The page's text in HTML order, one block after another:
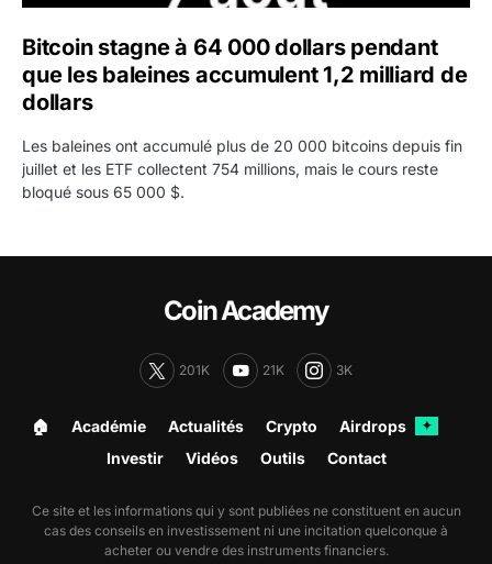
Bitcoin stagne à 64 000 dollars pendant
que les baleines accumulent 1,2 milliard de
dollars
Les baleines ont accumulé plus de 20 000 bitcoins depuis fin
juillet et les ETF collectent 754 millions, mais le cours reste
bloqué sous 65 000 $.
Coin Academy
201K 21K 3K
🏠︎ Académie Actualités Crypto Airdrops ✦
Investir Vidéos Outils Contact
Ce site et les informations qui y sont publiées ne constituent en aucun
cas des conseils en investissement ni une incitation quelconque à
acheter ou vendre des instruments financiers.